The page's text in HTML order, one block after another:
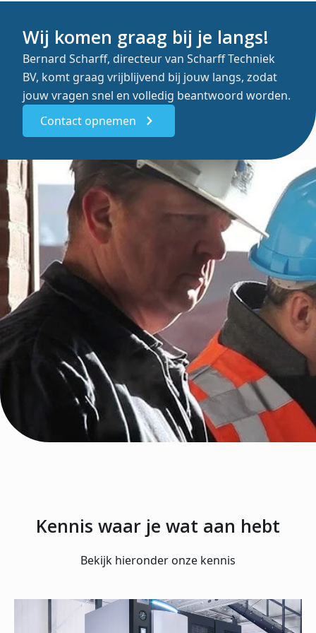
Wij komen graag bij je langs!
Bernard Scharff, directeur van Scharff Techniek
BV, komt graag vrijblijvend bij jouw langs, zodat
jouw vragen snel en volledig beantwoord worden.
Contact opnemen
Kennis waar je wat aan hebt
Bekijk hieronder onze kennis